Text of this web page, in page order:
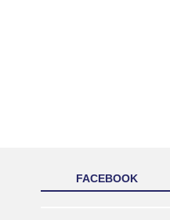
FACEBOOK